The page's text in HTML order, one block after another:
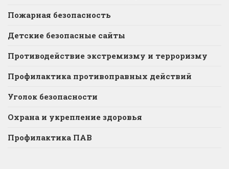
Пожарная безопасность
Детские безопасные сайты
Противодействие экстремизму и терроризму
Профилактика противоправных действий
Уголок безопасности
Охрана и укрепление здоровья
Профилактика ПАВ